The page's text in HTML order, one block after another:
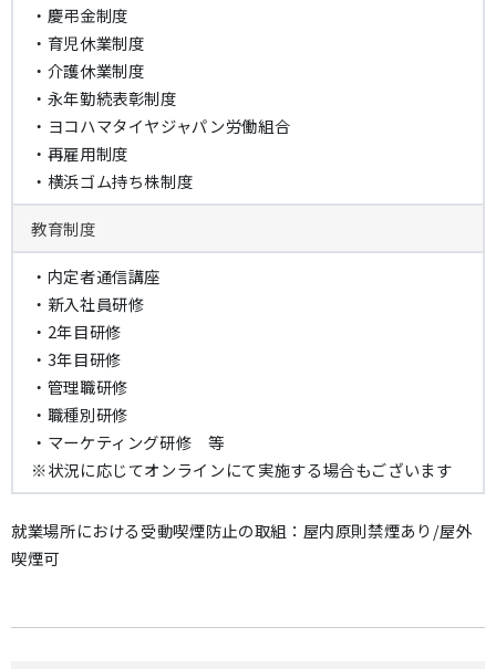
・慶弔金制度
・育児休業制度
・介護休業制度
・永年勤続表彰制度
・ヨコハマタイヤジャパン労働組合
・再雇用制度
・横浜ゴム持ち株制度
教育制度
・内定者通信講座
・新入社員研修
・2年目研修
・3年目研修
・管理職研修
・職種別研修
・マーケティング研修 等
※状況に応じてオンラインにて実施する場合もございます
就業場所における受動喫煙防止の取組：屋内原則禁煙あり/屋外
喫煙可